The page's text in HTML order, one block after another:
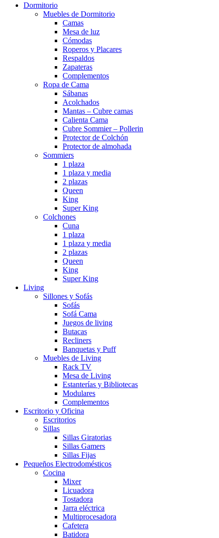
Dormitorio
Muebles de Dormitorio
Camas
Mesa de luz
Cómodas
Roperos y Placares
Respaldos
Zapateras
Complementos
Ropa de Cama
Sábanas
Acolchados
Mantas – Cubre camas
Calienta Cama
Cubre Sommier – Pollerin
Protector de Colchón
Protector de almohada
Sommiers
1 plaza
1 plaza y media
2 plazas
Queen
King
Super King
Colchones
Cuna
1 plaza
1 plaza y media
2 plazas
Queen
King
Super King
Living
Sillones y Sofás
Sofás
Sofá Cama
Juegos de living
Butacas
Recliners
Banquetas y Puff
Muebles de Living
Rack TV
Mesa de Living
Estanterías y Bibliotecas
Modulares
Complementos
Escritorio y Oficina
Escritorios
Sillas
Sillas Giratorias
Sillas Gamers
Sillas Fijas
Pequeños Electrodomésticos
Cocina
Mixer
Licuadora
Tostadora
Jarra eléctrica
Multiprocesadora
Cafetera
Batidora